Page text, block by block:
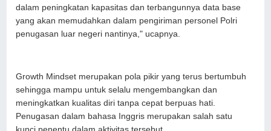
dalam peningkatan kapasitas dan terbangunnya data base
yang akan memudahkan dalam pengiriman personel Polri
penugasan luar negeri nantinya," ucapnya.
Growth Mindset merupakan pola pikir yang terus bertumbuh
sehingga mampu untuk selalu mengembangkan dan
meningkatkan kualitas diri tanpa cepat berpuas hati.
Penugasan dalam bahasa Inggris merupakan salah satu